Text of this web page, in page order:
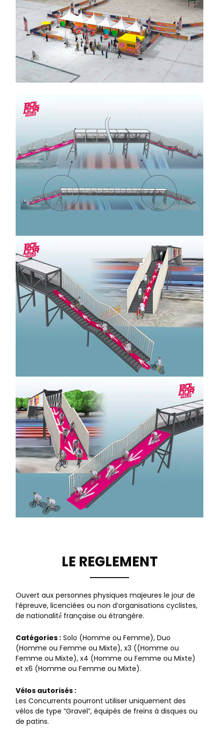
LE REGLEMENT
Ouvert aux personnes physiques majeures le jour de
l’épreuve, licenciées ou non d’organisations cyclistes,
de nationalité́ française ou étrangère.
Catégories : Solo (Homme ou Femme), Duo
(Homme ou Femme ou Mixte), x3 ((Homme ou
Femme ou Mixte), x4 (Homme ou Femme ou Mixte)
et x6 (Homme ou Femme ou Mixte).
Vélos autorisés :
Les Concurrents pourront utiliser uniquement des
vélos de type “Gravel”, équipés de freins à disques ou
de patins.